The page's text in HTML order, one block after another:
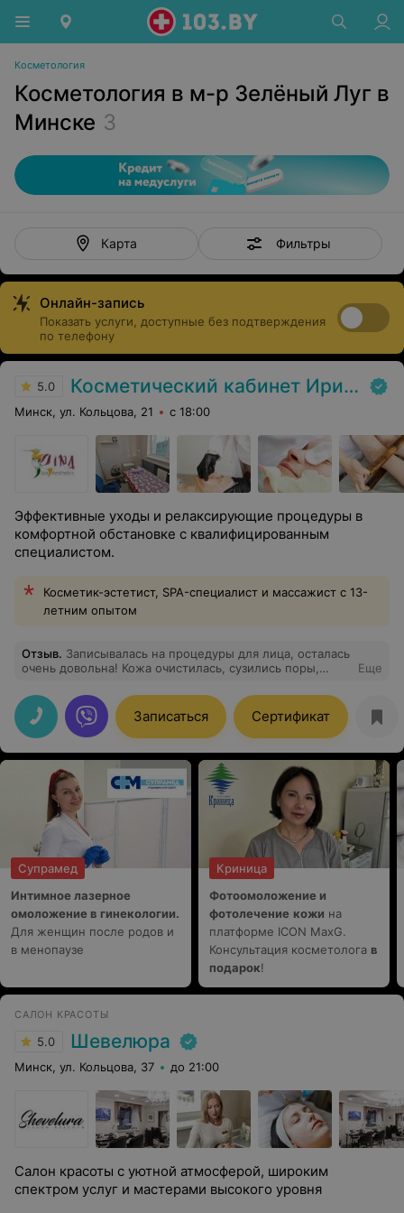
Косметология
Косметология в м-р Зелёный Луг в
Минске 3
Карта Фильтры
Онлайн-запись
Показать услуги, доступные без подтверждения
по телефону
5.0 Косметический кабинет Ирины Дорошенко
Минск, ул. Кольцова, 21 с 18:00
Эффективные уходы и релаксирующие процедуры в
комфортной обстановке с квалифицированным
специалистом.
Косметик-эстетист, SPA-специалист и массажист с 13-
летним опытом
Отзыв. Записывалась на процедуры для лица, осталась
очень довольна! Кожа очистилась, сузились поры,
выглядеть увлажненной, свежей и отдохнувшей! Ирина
- профессионал с индивидуальным подходом к
решению запросов. Приятное общение, уютная
обстановка - бонусы при проведении процедур!
Однозначно буду рекомендовать Ирину своим
подругам!
Еще
Записаться Сертификат
Супрамед
Интимное лазерное
омоложение в гинекологии.
Для женщин после родов и
в менопаузе
Криница
Фотоомоложение и
фотолечение кожи на
платформе ICON MaxG.
Консультация косметолога в
подарок!
САЛОН КРАСОТЫ
5.0 Шевелюра
Минск, ул. Кольцова, 37 до 21:00
Салон красоты с уютной атмосферой, широким
спектром услуг и мастерами высокого уровня